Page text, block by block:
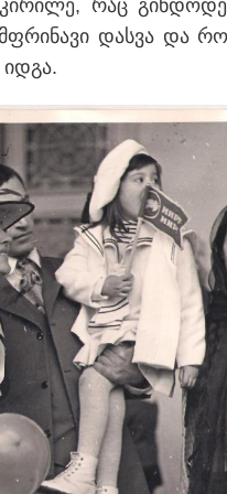
19:32 / 08-08-2026
"სიმბოლურია, რომ
კობახიძის
მოღალატეობრივი
განცხადება
საქართველოს
თავისუფლებისთვის
შეწირული გმირების
რაც
დას­ვა და